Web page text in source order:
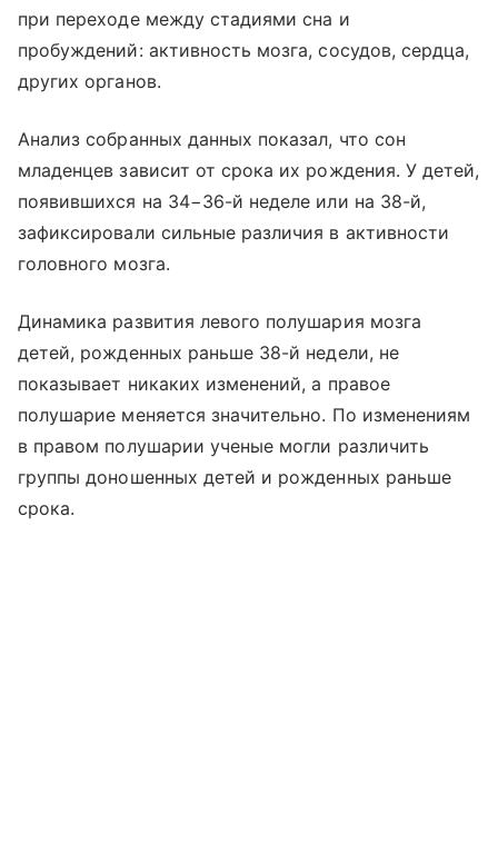
при переходе между стадиями сна и
пробуждений: активность мозга, сосудов, сердца,
других органов.
Анализ собранных данных показал, что сон
младенцев зависит от срока их рождения. У детей,
появившихся на 34−36-й неделе или на 38-й,
зафиксировали сильные различия в активности
головного мозга.
Динамика развития левого полушария мозга
детей, рожденных раньше 38-й недели, не
показывает никаких изменений, а правое
полушарие меняется значительно. По изменениям
в правом полушарии ученые могли различить
группы доношенных детей и рожденных раньше
срока.